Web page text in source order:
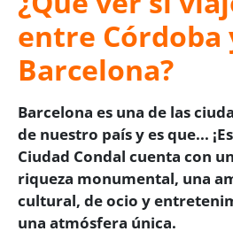
entre Córdoba
Barcelona?
Barcelona es una de las
de nuestro país y es que...
Ciudad Condal cuenta con
riqueza monumental, una
cultural, de ocio y
una atmósfera única.